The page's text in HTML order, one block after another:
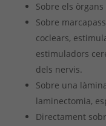
Sobre els
Sobre
coclears,
estimuladors
dels nervis.
Sobre una
laminectomia,
Directament